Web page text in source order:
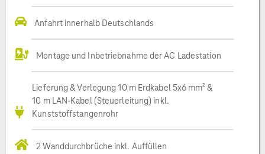
Anfahrt innerhalb Deutschlands
Montage und Inbetriebnahme der AC Ladestation
Lieferung & Verlegung 10 m Erdkabel 5x6 mm² &
10 m LAN-Kabel (Steuerleitung) inkl.
Kunststoffstangenrohr
2 Wanddurchbrüche inkl. Auffüllen